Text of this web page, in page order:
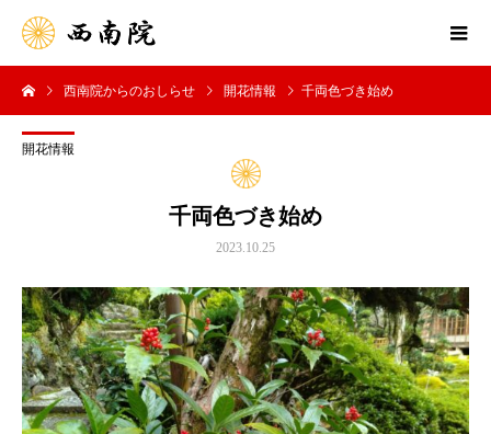
西南院からのおしらせ 開花情報 千両色づき始め
開花情報
千両色づき始め
2023.10.25